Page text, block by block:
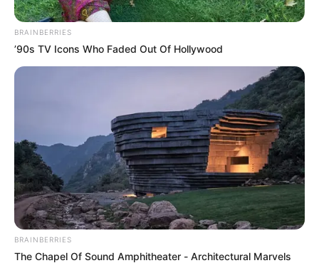
Gobernación del Atlántico.
Por:Tatiana Andrea Roenes Cadena
Agosto 4, 2021
BRAINBERRIES
’90s TV Icons Who Faded Out Of Hollywood
BRAINBERRIES
The Chapel Of Sound Amphitheater - Architectural Marvels